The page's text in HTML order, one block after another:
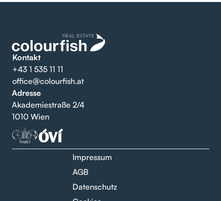
Kontakt
+43 1 535 11 11
office@colourfish.at
Adresse
Akademiestraße 2/4
1010 Wien
Impressum
AGB
Datenschutz